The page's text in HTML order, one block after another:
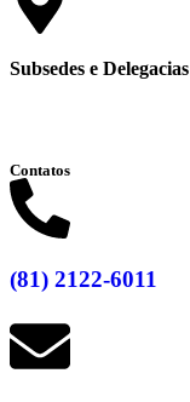
Subsedes e Delegacias
Contatos
(81) 2122-6011